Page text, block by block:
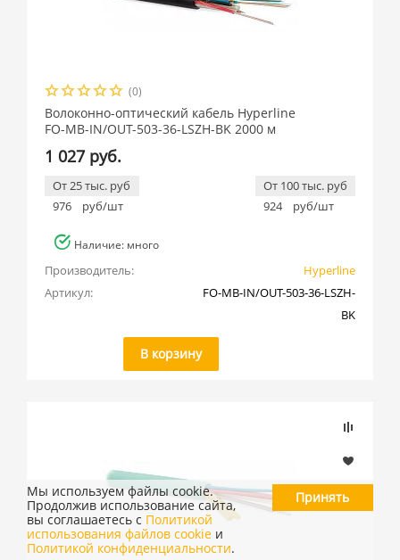
(0)
Волоконно-оптический кабель Hyperline
FO-MB-IN/OUT-503-36-LSZH-BK 2000 м
1 027 руб.
От 25 тыс. руб
976
руб/шт
От 100 тыс. руб
924
руб/шт
Наличие: много
Производитель:
Hyperline
Артикул:
FO-MB-IN/OUT-503-36-LSZH-
BK
В корзину
Мы используем файлы cookie.
Продолжив использование сайта,
вы соглашаетесь с Политикой
использования файлов cookie и
Политикой конфиденциальности.
Принять